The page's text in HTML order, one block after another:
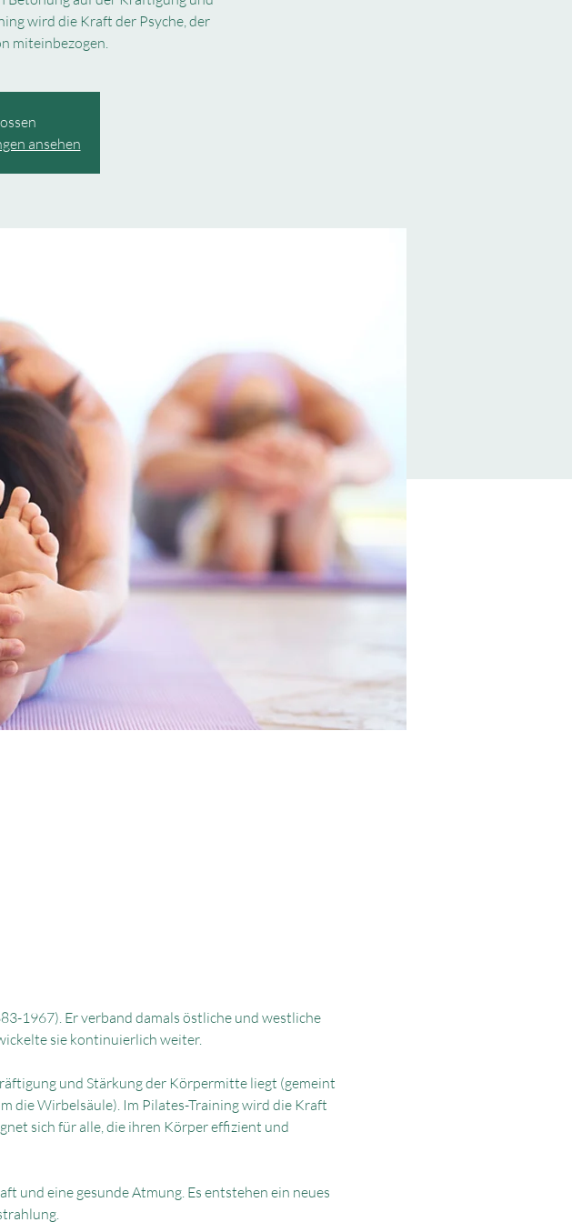
wird die Kraft der Psyche, der
miteinbezogen.
ansehen
1967). Er verband damals östliche und westliche
sie kontinuierlich weiter.
und Stärkung der Körpermitte liegt (gemeint
die Wirbelsäule). Im Pilates-Training wird die Kraft
sich für alle, die ihren Körper effizient und
eine gesunde Atmung. Es entstehen ein neues